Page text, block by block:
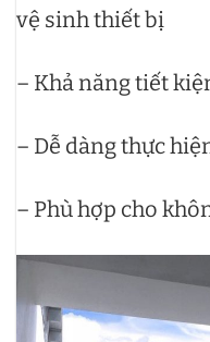
vệ sinh thiết bị
– Khả năng tiết
– Dễ dàng thực
– Phù hợp cho